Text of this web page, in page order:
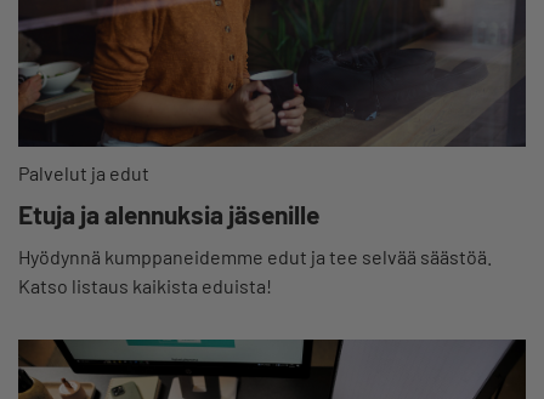
Palvelut ja edut
Etuja ja alennuksia jäsenille
Hyödynnä kumppaneidemme edut ja tee selvää säästöä.
Katso listaus kaikista eduista!